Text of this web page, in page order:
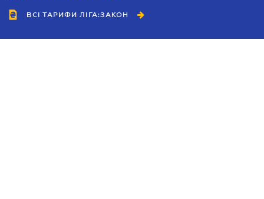
ВСІ ТАРИФИ ЛІГА:ЗАКОН